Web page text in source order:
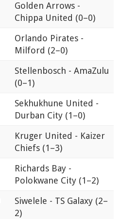
Golden Arrows -
Chippa United (0–0)
Orlando Pirates -
Milford (2–0)
Stellenbosch - AmaZulu
(0–1)
Sekhukhune United -
Durban City (1–0)
Kruger United - Kaizer
Chiefs (1–3)
Richards Bay -
Polokwane City (1–2)
Siwelele - TS Galaxy (2–
2)